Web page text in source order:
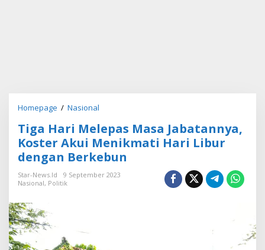
Homepage / Nasional
g
a
H
a
r
Tiga Hari Melepas Masa Jabatannya,
Koster Akui Menikmati Hari Libur
dengan Berkebun
Star-News.id
9 September 2023
Nasional, Politik